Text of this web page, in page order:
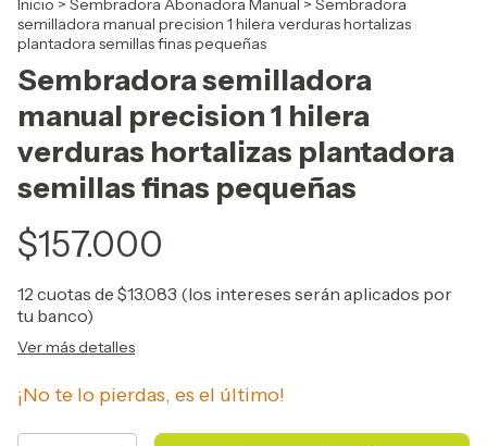
Inicio > Sembradora Abonadora Manual > Sembradora
semilladora manual precision 1 hilera verduras hortalizas
plantadora semillas finas pequeñas
Sembradora semilladora
manual precision 1 hilera
verduras hortalizas plantadora
semillas finas pequeñas
$157.000
12 cuotas de $13.083 (los intereses serán aplicados por
tu banco)
Ver más detalles
¡No te lo pierdas, es el último!